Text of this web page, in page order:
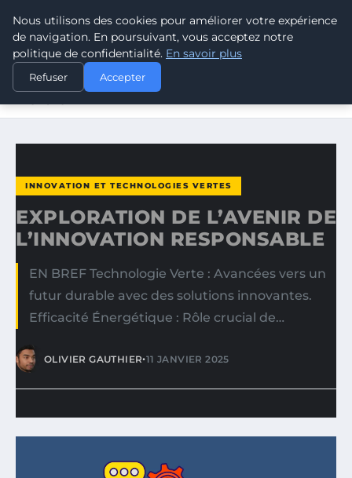
CLIMATE GUARDIAN
ACCUEIL
INNOVATION ET TECHNOLOGIES VERTES
EXPLORATION DE L’AVENIR DE L’INNOVATION
INNOVATION ET TECHNOLOGIES VERTES
EXPLORATION DE L’AVENIR DE
L’INNOVATION RESPONSABLE
EN BREF Technologie Verte : Avancées vers un
futur durable avec des solutions innovantes.
Efficacité Énergétique : Rôle crucial de…
OLIVIER GAUTHIER•11 JANVIER 2025
Nous utilisons des cookies pour améliorer votre expérience
de navigation. En poursuivant, vous acceptez notre
politique de confidentialité. En savoir plus
Refuser Accepter